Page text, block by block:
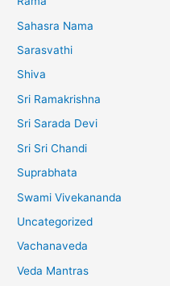
Sahasra Nama
Sarasvathi
Shiva
Sri Ramakrishna
Sri Sarada Devi
Sri Sri Chandi
Suprabhata
Swami Vivekananda
Uncategorized
Vachanaveda
Veda Mantras